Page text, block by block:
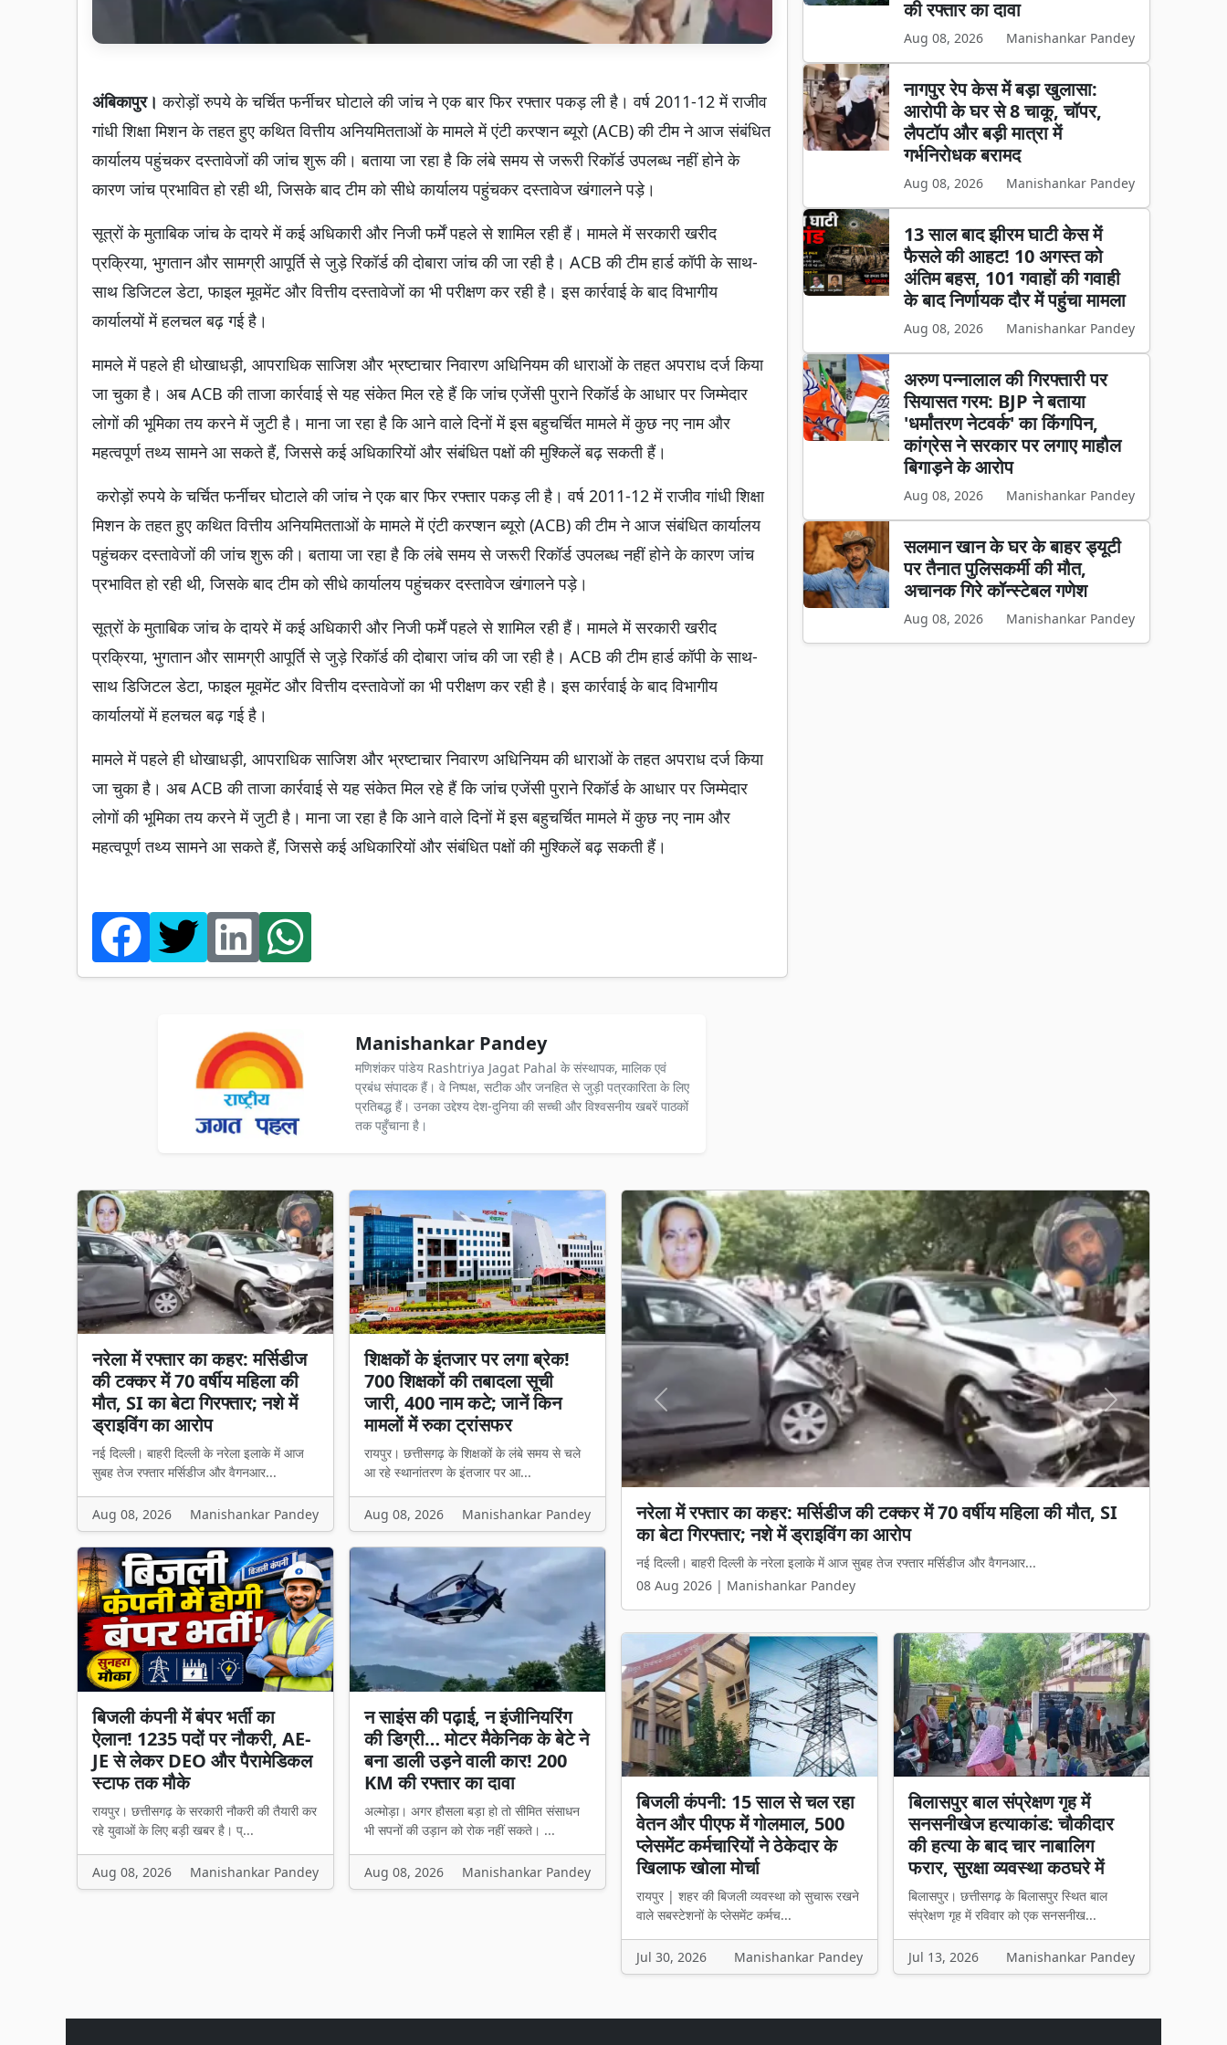
अंबिकापुर।करोड़ों रुपये के चर्चित फर्नीचर घोटाले की जांच ने एक बार फिर रफ्तार पकड़ ली है। वर्ष 2011-12 में राजीव
गांधी शिक्षा मिशन के तहत हुए कथित वित्तीय अनियमितताओं के मामले में एंटी करप्शन ब्यूरो (ACB) की टीम ने आज संबंधित
कार्यालय पहुंचकर दस्तावेजों की जांच शुरू की। बताया जा रहा है कि लंबे समय से जरूरी रिकॉर्ड उपलब्ध नहीं होने के
कारण जांच प्रभावित हो रही थी, जिसके बाद टीम को सीधे कार्यालय पहुंचकर दस्तावेज खंगालने पड़े।
सूत्रों के मुताबिक जांच के दायरे में कई अधिकारी और निजी फर्में पहले से शामिल रही हैं। मामले में सरकारी खरीद
प्रक्रिया, भुगतान और सामग्री आपूर्ति से जुड़े रिकॉर्ड की दोबारा जांच की जा रही है। ACB की टीम हार्ड कॉपी के साथ-
साथ डिजिटल डेटा, फाइल मूवमेंट और वित्तीय दस्तावेजों का भी परीक्षण कर रही है। इस कार्रवाई के बाद विभागीय
कार्यालयों में हलचल बढ़ गई है।
मामले में पहले ही धोखाधड़ी, आपराधिक साजिश और भ्रष्टाचार निवारण अधिनियम की धाराओं के तहत अपराध दर्ज किया
जा चुका है। अब ACB की ताजा कार्रवाई से यह संकेत मिल रहे हैं कि जांच एजेंसी पुराने रिकॉर्ड के आधार पर जिम्मेदार
लोगों की भूमिका तय करने में जुटी है। माना जा रहा है कि आने वाले दिनों में इस बहुचर्चित मामले में कुछ नए नाम और
महत्वपूर्ण तथ्य सामने आ सकते हैं, जिससे कई अधिकारियों और संबंधित पक्षों की मुश्किलें बढ़ सकती हैं।
करोड़ों रुपये के चर्चित फर्नीचर घोटाले की जांच ने एक बार फिर रफ्तार पकड़ ली है। वर्ष 2011-12 में राजीव गांधी शिक्षा
मिशन के तहत हुए कथित वित्तीय अनियमितताओं के मामले में एंटी करप्शन ब्यूरो (ACB) की टीम ने आज संबंधित कार्यालय
पहुंचकर दस्तावेजों की जांच शुरू की। बताया जा रहा है कि लंबे समय से जरूरी रिकॉर्ड उपलब्ध नहीं होने के कारण जांच
प्रभावित हो रही थी, जिसके बाद टीम को सीधे कार्यालय पहुंचकर दस्तावेज खंगालने पड़े।
सूत्रों के मुताबिक जांच के दायरे में कई अधिकारी और निजी फर्में पहले से शामिल रही हैं। मामले में सरकारी खरीद
प्रक्रिया, भुगतान और सामग्री आपूर्ति से जुड़े रिकॉर्ड की दोबारा जांच की जा रही है। ACB की टीम हार्ड कॉपी के साथ-
साथ डिजिटल डेटा, फाइल मूवमेंट और वित्तीय दस्तावेजों का भी परीक्षण कर रही है। इस कार्रवाई के बाद विभागीय
कार्यालयों में हलचल बढ़ गई है।
मामले में पहले ही धोखाधड़ी, आपराधिक साजिश और भ्रष्टाचार निवारण अधिनियम की धाराओं के तहत अपराध दर्ज किया
जा चुका है। अब ACB की ताजा कार्रवाई से यह संकेत मिल रहे हैं कि जांच एजेंसी पुराने रिकॉर्ड के आधार पर जिम्मेदार
लोगों की भूमिका तय करने में जुटी है। माना जा रहा है कि आने वाले दिनों में इस बहुचर्चित मामले में कुछ नए नाम और
महत्वपूर्ण तथ्य सामने आ सकते हैं, जिससे कई अधिकारियों और संबंधित पक्षों की मुश्किलें बढ़ सकती हैं।
Manishankar Pandey
मणिशंकर पांडेय Rashtriya Jagat Pahal के संस्थापक, मालिक एवं
प्रबंध संपादक हैं। वे निष्पक्ष, सटीक और जनहित से जुड़ी पत्रकारिता के लिए
प्रतिबद्ध हैं। उनका उद्देश्य देश-दुनिया की सच्ची और विश्वसनीय खबरें पाठकों
तक पहुँचाना है।
की रफ्तार का दावा
Aug 08, 2026 Manishankar Pandey
नागपुर रेप केस में बड़ा खुलासा:
आरोपी के घर से 8 चाकू, चॉपर,
लैपटॉप और बड़ी मात्रा में
गर्भनिरोधक बरामद
Aug 08, 2026 Manishankar Pandey
13 साल बाद झीरम घाटी केस में
फैसले की आहट! 10 अगस्त को
अंतिम बहस, 101 गवाहों की गवाही
के बाद निर्णायक दौर में पहुंचा मामला
Aug 08, 2026 Manishankar Pandey
अरुण पन्नालाल की गिरफ्तारी पर
सियासत गरम: BJP ने बताया
'धर्मांतरण नेटवर्क' का किंगपिन,
कांग्रेस ने सरकार पर लगाए माहौल
बिगाड़ने के आरोप
Aug 08, 2026 Manishankar Pandey
सलमान खान के घर के बाहर ड्यूटी
पर तैनात पुलिसकर्मी की मौत,
अचानक गिरे कॉन्स्टेबल गणेश
Aug 08, 2026 Manishankar Pandey
नरेला में रफ्तार का कहर: मर्सिडीज
की टक्कर में 70 वर्षीय महिला की
मौत, SI का बेटा गिरफ्तार; नशे में
ड्राइविंग का आरोप
नई दिल्ली। बाहरी दिल्ली के नरेला इलाके में आज
सुबह तेज रफ्तार मर्सिडीज और वैगनआर...
Aug 08, 2026 Manishankar Pandey
शिक्षकों के इंतजार पर लगा ब्रेक!
700 शिक्षकों की तबादला सूची
जारी, 400 नाम कटे; जानें किन
मामलों में रुका ट्रांसफर
रायपुर। छत्तीसगढ़ के शिक्षकों के लंबे समय से चले
आ रहे स्थानांतरण के इंतजार पर आ...
Aug 08, 2026 Manishankar Pandey
बिजली कंपनी में बंपर भर्ती का
ऐलान! 1235 पदों पर नौकरी, AE-
JE से लेकर DEO और पैरामेडिकल
स्टाफ तक मौके
रायपुर। छत्तीसगढ़ के सरकारी नौकरी की तैयारी कर
रहे युवाओं के लिए बड़ी खबर है। प्...
Aug 08, 2026 Manishankar Pandey
न साइंस की पढ़ाई, न इंजीनियरिंग
की डिग्री… मोटर मैकेनिक के बेटे ने
बना डाली उड़ने वाली कार! 200
KM की रफ्तार का दावा
अल्मोड़ा। अगर हौसला बड़ा हो तो सीमित संसाधन
भी सपनों की उड़ान को रोक नहीं सकते। ...
Aug 08, 2026 Manishankar Pandey
शिक्षकों के इंतजार पर लगा ब्रेक! 700 शिक्षकों की तबादला सूची जारी, 400
नाम कटे; जानें किन मामलों में रुका ट्रांसफर
रायपुर। छत्तीसगढ़ के शिक्षकों के लंबे समय से चले आ रहे स्थानांतरण के इंतजार पर आ...
08 Aug 2026 | Manishankar Pandey
Previous Next
बिजली कंपनी: 15 साल से चल रहा
वेतन और पीएफ में गोलमाल, 500
प्लेसमेंट कर्मचारियों ने ठेकेदार के
खिलाफ खोला मोर्चा
रायपुर | शहर की बिजली व्यवस्था को सुचारू रखने
वाले सबस्टेशनों के प्लेसमेंट कर्मच...
Jul 30, 2026 Manishankar Pandey
बिलासपुर बाल संप्रेक्षण गृह में
सनसनीखेज हत्याकांड: चौकीदार
की हत्या के बाद चार नाबालिग
फरार, सुरक्षा व्यवस्था कठघरे में
बिलासपुर। छत्तीसगढ़ के बिलासपुर स्थित बाल
संप्रेक्षण गृह में रविवार को एक सनसनीख...
Jul 13, 2026 Manishankar Pandey